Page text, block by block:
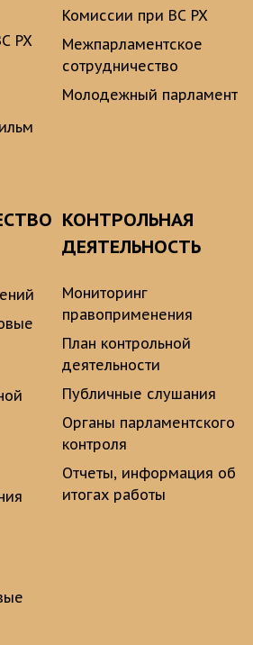
РХ
Комиссии при ВС РХ
Межпарламентское
сотрудничество
Молодежный парламент
КОНТРОЛЬНАЯ
ДЕЯТЕЛЬНОСТЬ
Мониторинг
правоприменения
План контрольной
деятельности
Публичные слушания
Органы парламентского
контроля
Отчеты, информация об
итогах работы